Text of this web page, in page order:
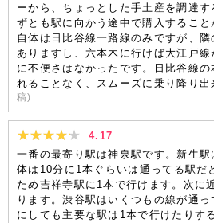
ーから、ちょっとした手土産を調達
ずとも駅に向かう途中で購入するこ
自体は日比谷線一路線のみですが、
ありますし、六本木に行けば大江戸
に不便さはなかったです。日比谷線
れることなく、スムーズに乗り降り出
稿)
4.17
一番の最寄り駅は神泉駅です。新生駅
体は10分に1本ぐらいは通ってる駅だ
ため吉祥寺駅に1本で行けます。次に
ります。渋谷駅はいくつもの線が通っ
にしても主要な駅は1本で行けたりす